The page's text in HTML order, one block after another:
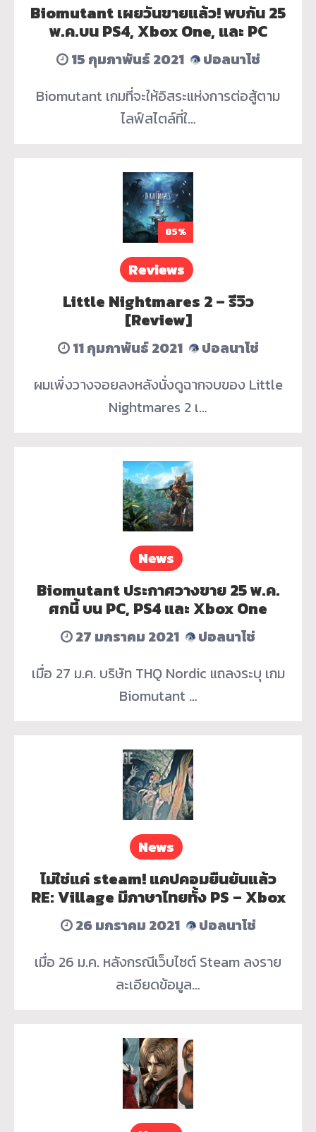
Biomutant เผยวันขายแล้ว! พบกัน 25
พ.ค.บน PS4, Xbox One, และ PC
15 กุมภาพันธ์ 2021
ปอลนาโช่
Biomutant เกมที่จะให้อิสระแห่งการต่อสู้ตาม
ไลฟ์สไตล์ที่ใ…
85%
Reviews
Little Nightmares 2 – รีวิว
[Review]
11 กุมภาพันธ์ 2021
ปอลนาโช่
ผมเพิ่งวางจอยลงหลังนั่งดูฉากจบของ Little
Nightmares 2 เ…
News
Biomutant ประกาศวางขาย 25 พ.ค.
ศกนี้ บน PC, PS4 และ Xbox One
27 มกราคม 2021
ปอลนาโช่
เมื่อ 27 ม.ค. บริษัท THQ Nordic แถลงระบุ เกม
Biomutant …
News
ไม่ใช่แค่ steam! แคปคอมยืนยันแล้ว
RE: Village มีภาษาไทยทั้ง PS – Xbox
26 มกราคม 2021
ปอลนาโช่
เมื่อ 26 ม.ค. หลังกรณีเว็บไซต์ Steam ลงราย
ละเอียดข้อมูล…